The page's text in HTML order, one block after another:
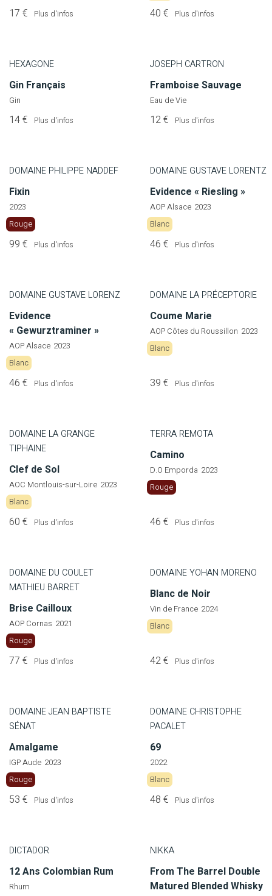
17 € Plus d'infos 40 € Plus d'infos
HEXAGONE
Gin Français
Gin
14 € Plus d'infos
JOSEPH CARTRON
Framboise Sauvage
Eau de Vie
12 € Plus d'infos
DOMAINE PHILIPPE NADDEF
Fixin
2023
Rouge
99 € Plus d'infos
DOMAINE GUSTAVE LORENTZ
Evidence « Riesling »
AOP Alsace 2023
Blanc
46 € Plus d'infos
DOMAINE GUSTAVE LORENZ
Evidence
« Gewurztraminer »
AOP Alsace 2023
Blanc
46 € Plus d'infos
DOMAINE LA PRÉCEPTORIE
Coume Marie
AOP Côtes du Roussillon 2023
Blanc
39 € Plus d'infos
DOMAINE LA GRANGE
TIPHAINE
Clef de Sol
AOC Montlouis-sur-Loire 2023
Blanc
60 € Plus d'infos
TERRA REMOTA
Camino
D.O Emporda 2023
Rouge
46 € Plus d'infos
DOMAINE DU COULET
MATHIEU BARRET
Brise Cailloux
AOP Cornas 2021
Rouge
77 € Plus d'infos
DOMAINE YOHAN MORENO
Blanc de Noir
Vin de France 2024
Blanc
42 € Plus d'infos
DOMAINE JEAN BAPTISTE
SÉNAT
Amalgame
IGP Aude 2023
Rouge
53 € Plus d'infos
DOMAINE CHRISTOPHE
PACALET
69
2022
Blanc
48 € Plus d'infos
DICTADOR
12 Ans Colombian Rum
Rhum
NIKKA
From The Barrel Double
Matured Blended Whisky